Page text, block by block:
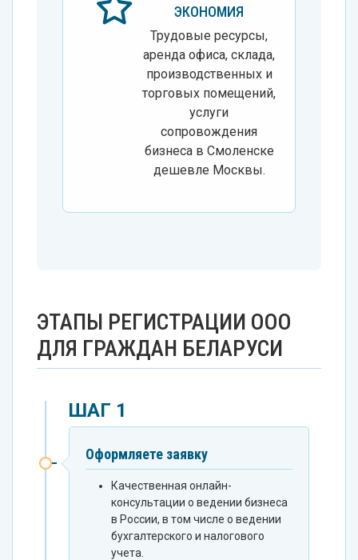
ЭКОНОМИЯ
Трудовые ресурсы,
аренда офиса, склада,
производственных и
торговых помещений,
услуги
сопровождения
бизнеса в Смоленске
дешевле Москвы.
ЭТАПЫ РЕГИСТРАЦИИ ООО
ДЛЯ ГРАЖДАН БЕЛАРУСИ
ШАГ 1
Оформляете заявку
Качественная онлайн-
консультации о ведении бизнеса
в России, в том числе о ведении
бухгалтерского и налогового
учета.